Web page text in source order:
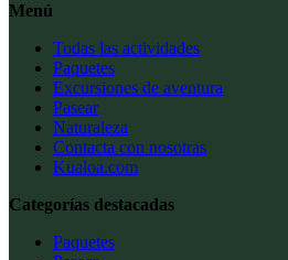
Menú
Todas las actividades
Paquetes
Excursiones de aventura
Pasear
Naturaleza
Contacta con nosotras
Kualoa.com
Categorías destacadas
Paquetes